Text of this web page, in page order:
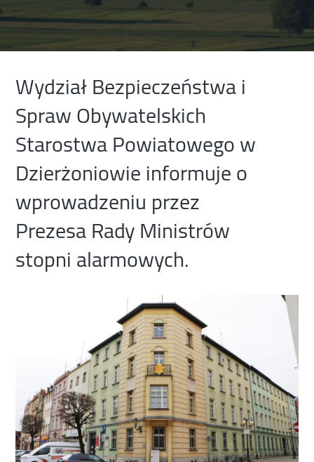
Wydział Bezpieczeństwa i
Spraw Obywatelskich
Starostwa Powiatowego w
Dzierżoniowie informuje o
wprowadzeniu przez
Prezesa Rady Ministrów
stopni alarmowych.